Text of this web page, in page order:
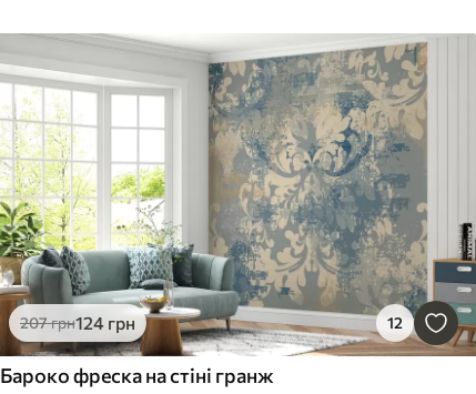
207грн124 грн 12
Бароко фреска на стіні гранж